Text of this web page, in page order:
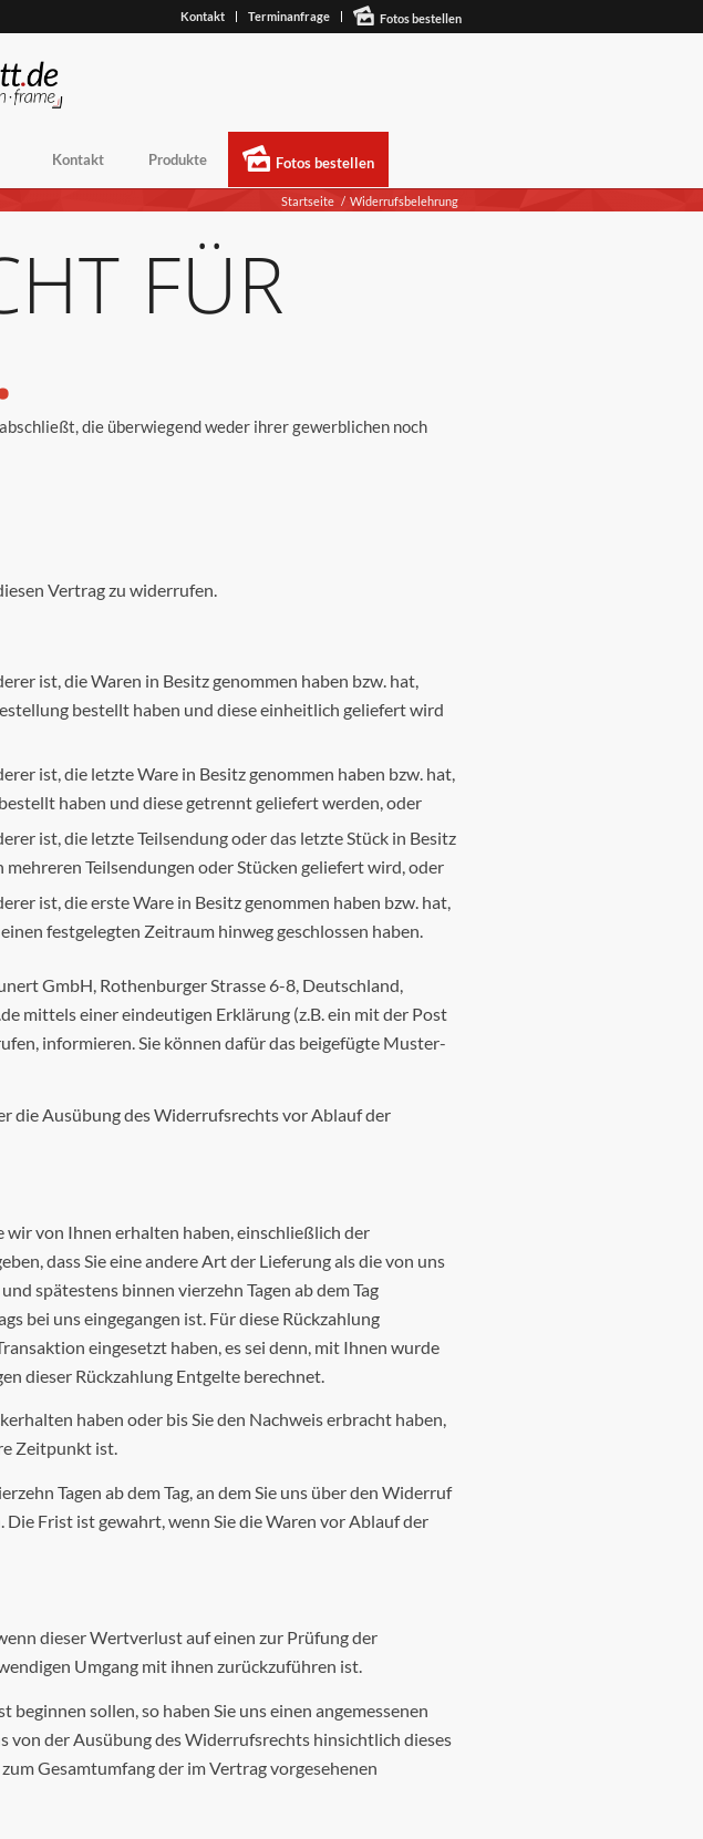
Kontakt Terminanfrage Fotos bestellen
Kontakt Produkte Fotos bestellen
Startseite / Widerrufsbelehrung
FÜR
die überwiegend weder ihrer gewerblichen noch
Vertrag zu widerrufen.
ist, die Waren in Besitz genommen haben bzw. hat,
bestellt haben und diese einheitlich geliefert wird
ist, die letzte Ware in Besitz genommen haben bzw. hat,
haben und diese getrennt geliefert werden, oder
ist, die letzte Teilsendung oder das letzte Stück in Besitz
Teilsendungen oder Stücken geliefert wird, oder
ist, die erste Ware in Besitz genommen haben bzw. hat,
festgelegten Zeitraum hinweg geschlossen haben.
GmbH, Rothenburger Strasse 6-8, Deutschland,
mittels einer eindeutigen Erklärung (z.B. ein mit der Post
informieren. Sie können dafür das beigefügte Muster-
die Ausübung des Widerrufsrechts vor Ablauf der
von Ihnen erhalten haben, einschließlich der
dass Sie eine andere Art der Lieferung als die von uns
spätestens binnen vierzehn Tagen ab dem Tag
bei uns eingegangen ist. Für diese Rückzahlung
eingesetzt haben, es sei denn, mit Ihnen wurde
dieser Rückzahlung Entgelte berechnet.
haben oder bis Sie den Nachweis erbracht haben,
Zeitpunkt ist.
Tagen ab dem Tag, an dem Sie uns über den Widerruf
Frist ist gewahrt, wenn Sie die Waren vor Ablauf der
dieser Wertverlust auf einen zur Prüfung der
Umgang mit ihnen zurückzuführen ist.
sollen, so haben Sie uns einen angemessenen
von der Ausübung des Widerrufsrechts hinsichtlich dieses
Gesamtumfang der im Vertrag vorgesehenen